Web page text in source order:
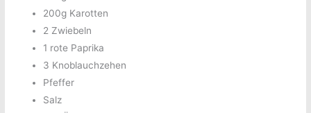
200g Karotten
2 Zwiebeln
1 rote Paprika
3 Knoblauchzehen
Pfeffer
Salz